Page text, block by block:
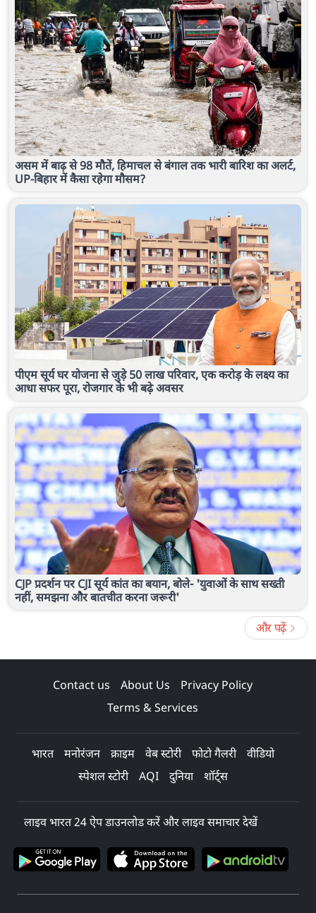
असम में बाढ़ से 98 मौतें, हिमाचल से बंगाल तक भारी बारिश का अलर्ट,
UP-बिहार में कैसा रहेगा मौसम?
पीएम सूर्य घर योजना से जुड़े 50 लाख परिवार, एक करोड़ के लक्ष्य का
आधा सफर पूरा, रोजगार के भी बढ़े अवसर
CJP प्रदर्शन पर CJI सूर्य कांत का बयान, बोले- 'युवाओं के साथ सख्ती
नहीं, समझना और बातचीत करना जरूरी'
और पढ़ें
Contact us About Us
Privacy Policy
Terms & Services
भारत मनोरंजन क्राइम वेब स्टोरी फोटो गैलरी
वीडियो
स्पेशल स्टोरी
AQI दुनिया शॉर्ट्स
लाइव भारत 24 ऐप डाउनलोड करें और लाइव समाचार देखें